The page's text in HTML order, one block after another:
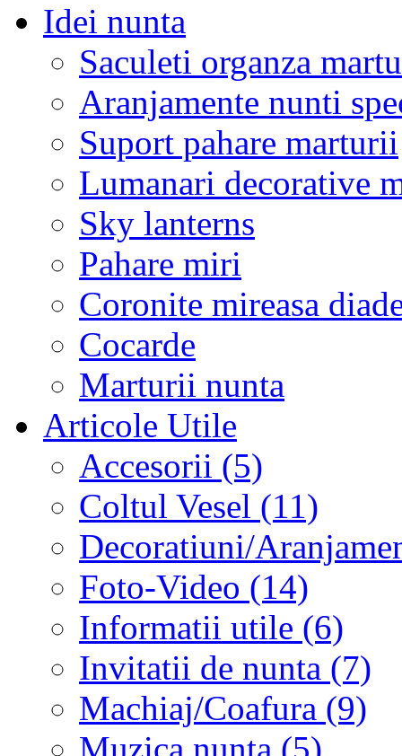
Idei nunta
Saculeti organza
Aranjamente nunti
Suport pahare marturii
Lumanari decorative
Sky lanterns
Pahare miri
Coronite mireasa
Cocarde
Marturii nunta
Articole Utile
Accesorii (5)
Coltul Vesel (11)
Decoratiuni/
Foto-Video (14)
Informatii utile (6)
Invitatii de nunta (7)
Machiaj/Coafura (9)
Muzica nunta (5)